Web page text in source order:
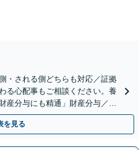
・される側どちらも対応／証拠
る心配事もご相談ください。養
産分与にも精通」財産分与／協
など【馬車道駅5分】
を見る